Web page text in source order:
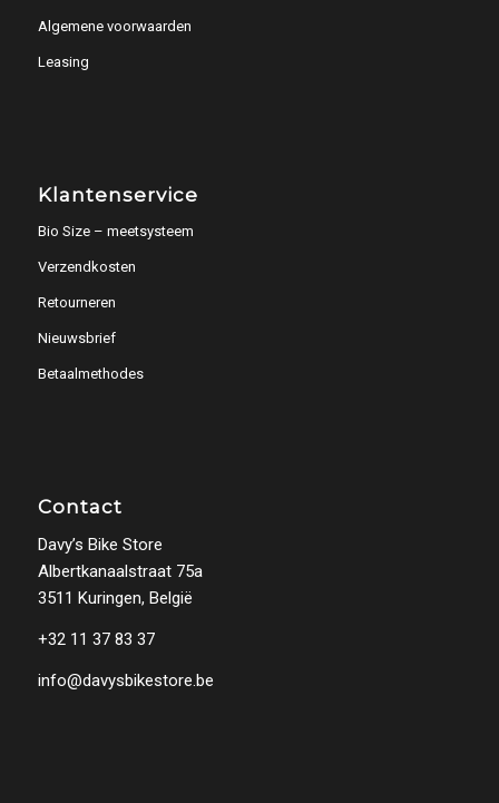
Algemene voorwaarden
Leasing
Klantenservice
Bio Size – meetsysteem
Verzendkosten
Retourneren
Nieuwsbrief
Betaalmethodes
Contact
Davy’s Bike Store
Albertkanaalstraat 75a
3511 Kuringen, België
+32 11 37 83 37
info@davysbikestore.be